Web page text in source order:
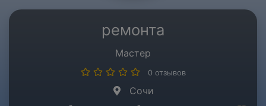
ремонта
Мастер
0 отзывов
Сочи